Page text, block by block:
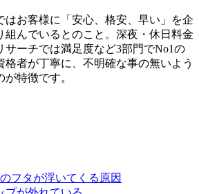
はお客様に「安心、格安、早い」を企
組んでいるとのこと。深夜・休日料金
サーチでは満足度など3部門でNo1の
格者が丁寧に、不明確な事の無いよう
特徴です。
フタが浮いてくる原因